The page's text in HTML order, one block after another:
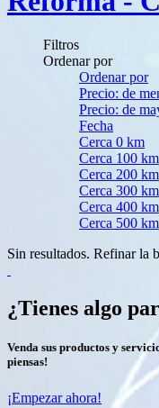
Filtros
Ordenar por
Ordenar por
Precio: de
Precio: de
Fecha
Cerca 0 km
Cerca 100 km
Cerca 200 km
Cerca 300 km
Cerca 400 km
Cerca 500 km
Sin resultados. Refinar la
¿Tienes algo
Venda sus productos y
piensas!
¡Empezar ahora!